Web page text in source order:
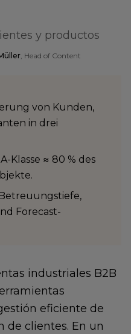
y productos
, Head of Content
von Kunden,
in drei
Klasse ≈ 80 % des
Forecast-
industriales B2B
eficiente de
de clientes. En un